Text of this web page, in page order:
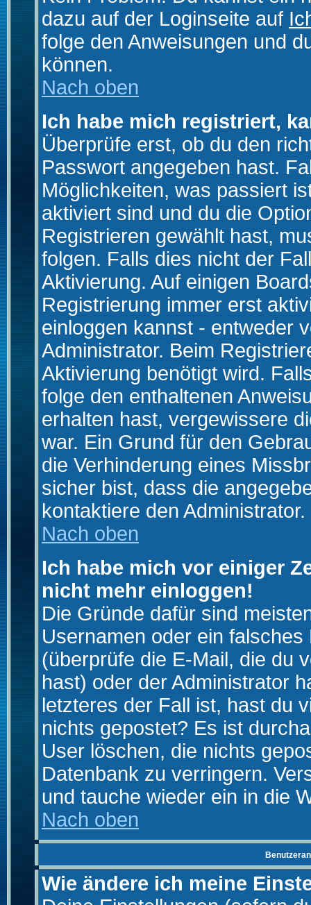
dazu auf der Loginseite auf
folge den Anweisungen und
können.
Nach oben
Ich habe mich registriert,
Überprüfe erst, ob du den
Passwort angegeben hast.
Möglichkeiten, was passiert
aktiviert sind und du die
Registrieren gewählt hast,
folgen. Falls dies nicht der
Aktivierung. Auf einigen
Registrierung immer erst
einloggen kannst - entweder
Administrator. Beim
Aktivierung benötigt wird.
folge den enthaltenen
erhalten hast, vergewissere
war. Ein Grund für den
die Verhinderung eines
sicher bist, dass die
kontaktiere den Administrator.
Nach oben
Ich habe mich vor einiger
nicht mehr einloggen!
Die Gründe dafür sind
Usernamen oder ein
(überprüfe die E-Mail, die du
hast) oder der Administrator
letzteres der Fall ist, hast du
nichts gepostet? Es ist
User löschen, die nichts
Datenbank zu verringern.
und tauche wieder ein in die
Nach oben
Wie ändere ich meine